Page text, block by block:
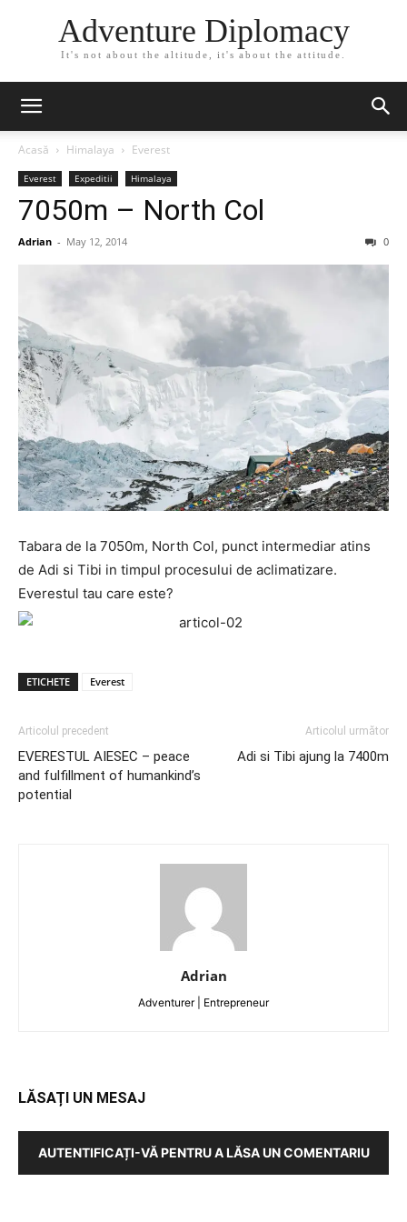
Adventure Diplomacy
It's not about the altitude, it's about the attitude.
Acasă Himalaya Everest
Everest Expeditii Himalaya
7050m – North Col
Adrian - May 12, 2014 0
Tabara de la 7050m, North Col, punct intermediar atins
de Adi si Tibi in timpul procesului de aclimatizare.
Everestul tau care este?
ETICHETE Everest
Articolul precedent
EVERESTUL AIESEC – peace
and fulfillment of humankind’s
potential
Articolul următor
Adi si Tibi ajung la 7400m
Adrian
Adventurer | Entrepreneur
LĂSAȚI UN MESAJ
AUTENTIFICAȚI-VĂ PENTRU A LĂSA UN COMENTARIU